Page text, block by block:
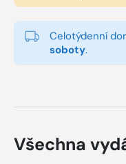
Celotýdenní
soboty.
Všechna